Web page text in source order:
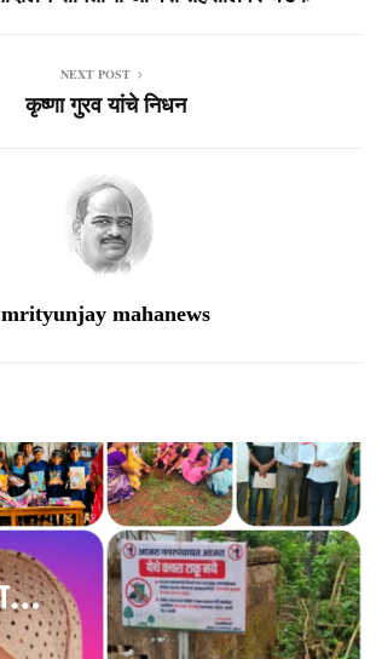
NEXT POST
कृष्णा गुरव यांचे निधन
mrityunjay mahanews